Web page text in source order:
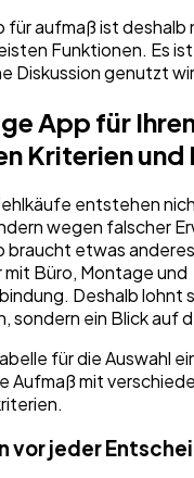
für aufmaß ist
Funktionen. Es
Diskussion genutzt
App für
Kriterien und
entstehen
wegen falscher
etwas anderes
Büro, Montage und
Deshalb lohnt
sondern ein Blick auf
vor jeder